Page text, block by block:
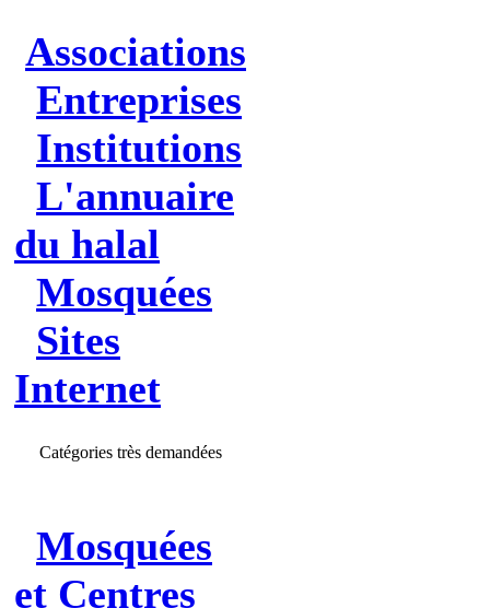
Associations
Entreprises
Institutions
L'annuaire
du halal
Mosquées
Sites
Internet
Catégories très demandées
Mosquées
et Centres